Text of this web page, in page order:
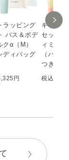
ラッピング
バス＆ボデ
クα（M）
ディバッグ
円
ギフト
セット
ィミル
（ハン
つき）
税込